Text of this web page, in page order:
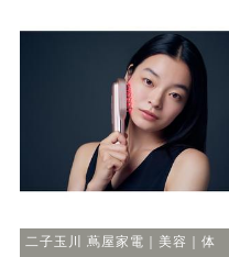
二子玉川 蔦屋家電｜美容｜体